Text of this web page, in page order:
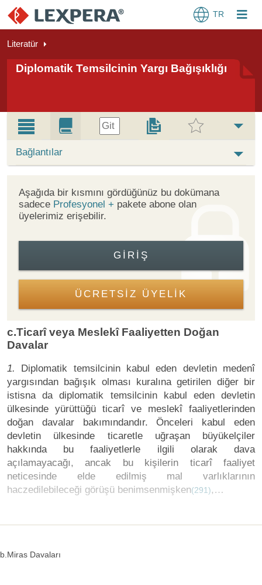
TR
Literatür
Diplomatik Temsilcinin Yargı Bağışıklığı
Git
Bağlantılar
Aşağıda bir kısmını gördüğünüz bu dokümana
sadece Profesyonel + pakete abone olan
üyelerimiz erişebilir.
GIRIŞ
ÜCRETSİZ ÜYELİK
c.Ticarî veya Meslekî Faaliyetten Doğan
Davalar
1.
Diplomatik temsilcinin kabul eden devletin medenî
yargısından bağışık olması kuralına getirilen diğer bir
istisna da diplomatik temsilcinin kabul eden devletin
ülkesinde yürüttüğü ticarî ve meslekî faaliyetlerinden
doğan davalar bakımındandır. Önceleri kabul eden
devletin ülkesinde ticaretle uğraşan büyükelçiler
hakkında bu faaliyetlerle ilgili olarak dava
açılamayacağı, ancak bu kişilerin ticarî faaliyet
neticesinde elde edilmiş mal varlıklarının
haczedilebileceği görüşü benimsenmişken(291),…
b.Miras Davaları